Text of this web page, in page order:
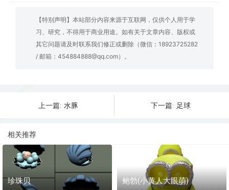
【特别声明】本站部分内容来源于互联网，仅供个人用于学
习、研究，不得用于商业用途。如有关于文章内容、版权或
其它问题请及时联系我们修正或删除（微信：18923725282
/ 邮箱：454884888@qq.com）。
上一篇: 水豚 下一篇: 足球
相关推荐
珍珠贝 鲍勃(小黄人大眼萌)